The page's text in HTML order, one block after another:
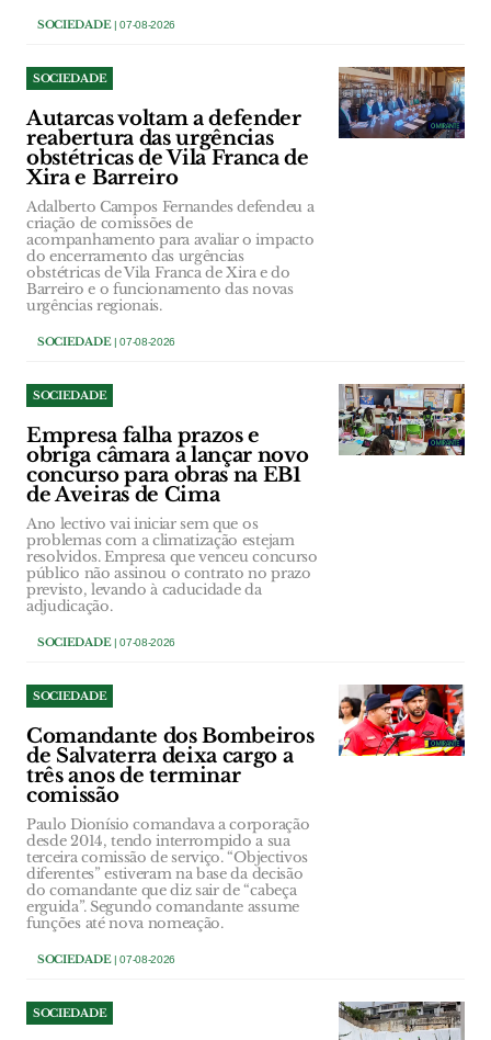
SOCIEDADE| 07-08-2026
SOCIEDADE
Autarcas voltam a defender
reabertura das urgências
obstétricas de Vila Franca de
Xira e Barreiro
Adalberto Campos Fernandes defendeu a
criação de comissões de
acompanhamento para avaliar o impacto
do encerramento das urgências
obstétricas de Vila Franca de Xira e do
Barreiro e o funcionamento das novas
urgências regionais.
SOCIEDADE| 07-08-2026
SOCIEDADE
Empresa falha prazos e
obriga câmara a lançar novo
concurso para obras na EB1
de Aveiras de Cima
Ano lectivo vai iniciar sem que os
problemas com a climatização estejam
resolvidos. Empresa que venceu concurso
público não assinou o contrato no prazo
previsto, levando à caducidade da
adjudicação.
SOCIEDADE| 07-08-2026
SOCIEDADE
Comandante dos Bombeiros
de Salvaterra deixa cargo a
três anos de terminar
comissão
Paulo Dionísio comandava a corporação
desde 2014, tendo interrompido a sua
terceira comissão de serviço. “Objectivos
diferentes” estiveram na base da decisão
do comandante que diz sair de “cabeça
erguida”. Segundo comandante assume
funções até nova nomeação.
SOCIEDADE| 07-08-2026
SOCIEDADE